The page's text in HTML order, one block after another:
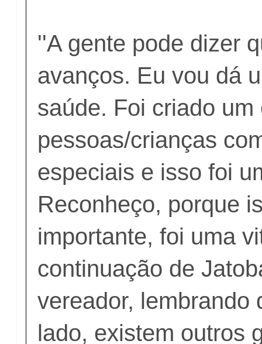
''A gente pode dizer
avanços. Eu vou dá
saúde. Foi criado um
pessoas/crianças
especiais e isso foi
Reconheço, porque
importante, foi uma
continuação de
vereador, lembrando
lado, existem outros